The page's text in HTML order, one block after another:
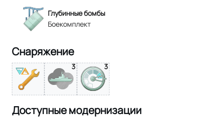
Глубинные бомбы
Боекомплект
Снаряжение
3 3
Доступные модернизации